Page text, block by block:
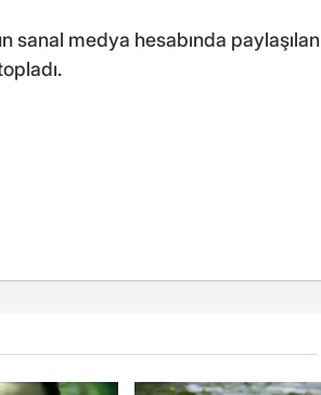
sanal medya hesabında paylaşılan